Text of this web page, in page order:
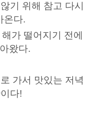
기 위해 참고 다시
온다.
가 떨어지기 전에
왔다.
가서 맛있는 저녁
다!